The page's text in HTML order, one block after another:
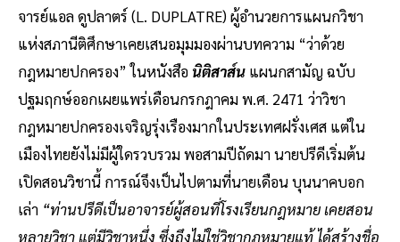
จารย์แอล ดูปลาตร์ (L. DUPLATRE) ผู้อำนวยการแผนกวิชา
แห่งสภานีติศึกษาเคยเสนอมุมมองผ่านบทความ “ว่าด้วย
กฎหมายปกครอง” ในหนังสือ นิติสาส์น แผนกสามัญ ฉบับ
ปฐมฤกษ์ออกเผยแพร่เดือนกรกฎาคม พ.ศ. 2471 ว่าวิชา
กฎหมายปกครองเจริญรุ่งเรืองมากในประเทศฝรั่งเศส แต่ใน
เมืองไทยยังไม่มีผู้ใดรวบรวม พอสามปีถัดมา นายปรีดีเริ่มต้น
เปิดสอนวิชานี้ การณ์จึงเป็นไปตามที่นายเดือน บุนนาคบอก
เล่า “ท่านปรีดีเป็นอาจารย์ผู้สอนที่โรงเรียนกฎหมาย เคยสอน
หลายวิชา แต่มีวิชาหนึ่ง ซึ่งถึงไม่ใช่วิชากฎหมายแท้ ได้สร้างชื่อ